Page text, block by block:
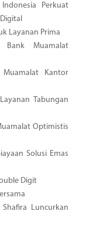
Perkuat
Layanan Prima
Bank Muamalat
Muamalat Kantor
Tabungan
Optimistis
Solusi Emas
Digit
Luncurkan